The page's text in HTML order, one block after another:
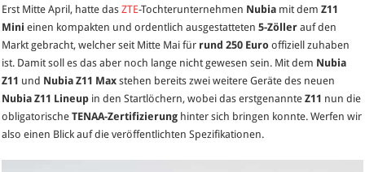
Z11
stattet
der
TENAA
einen
Besuch
ab.
sind
Erst Mitte April, hatte dasZTE-Tochterunternehmen Nubia mit demZ11
Mini einen kompakten und ordentlich ausgestatteten5-Zöller auf den
Markt gebracht, welcher seit Mitte Mai für rund 250 Euro offiziell zuhaben
ist. Damit soll es das aber noch lange nicht gewesen sein. Mit dem Nubia
Z11 und Nubia Z11 Max stehen bereits zwei weitere Geräte des neuen
Nubia Z11 Lineup in den Startlöchern, wobei das erstgenannteZ11 nun die
obligatorischeTENAA-Zertifizierung hinter sich bringen konnte. Werfen wir
also einen Blick auf die veröffentlichten Spezifikationen.